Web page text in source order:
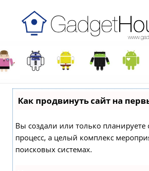
Как продвинуть сайт на
Вы создали или только планируете
процесс, а целый комплекс
поисковых системах.